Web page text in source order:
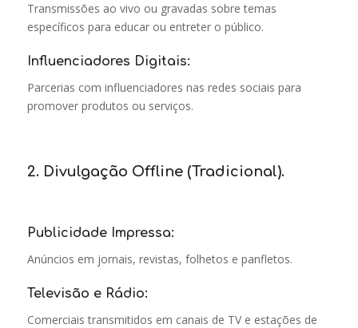
Transmissões ao vivo ou gravadas sobre temas
específicos para educar ou entreter o público.
Influenciadores Digitais:
Parcerias com influenciadores nas redes sociais para
promover produtos ou serviços.
2. Divulgação Offline (Tradicional).
Publicidade Impressa:
Anúncios em jornais, revistas, folhetos e panfletos.
Televisão e Rádio:
Comerciais transmitidos em canais de TV e estações de